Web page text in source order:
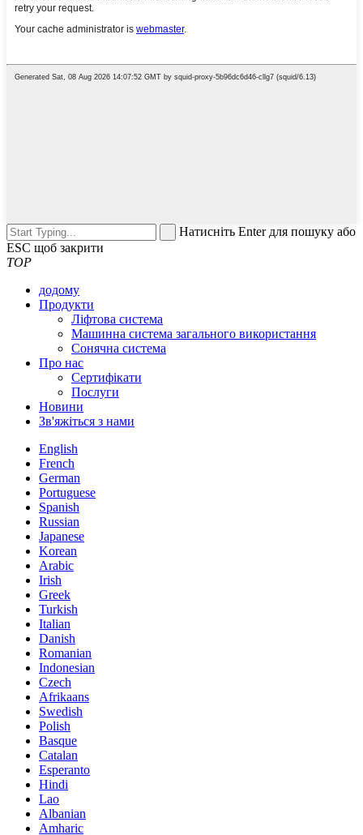
Натисніть Enter для пошуку або
ESC щоб закрити
TOP
додому
Продукти
Ліфтова система
Машинна система загального використання
Сонячна система
Про нас
Сертифікати
Послуги
Новини
Зв'яжіться з нами
English
French
German
Portuguese
Spanish
Russian
Japanese
Korean
Arabic
Irish
Greek
Turkish
Italian
Danish
Romanian
Indonesian
Czech
Afrikaans
Swedish
Polish
Basque
Catalan
Esperanto
Hindi
Lao
Albanian
Amharic